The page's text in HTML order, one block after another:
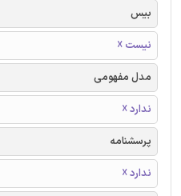
بیس
نیست ☓
مدل مفهومی
ندارد ☓
پرسشنامه
ندارد ☓